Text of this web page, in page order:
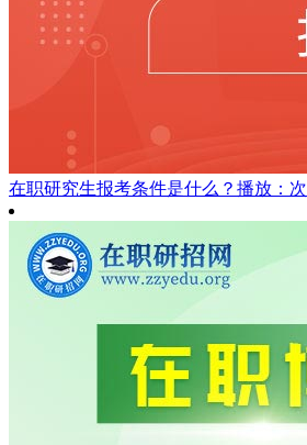
在职研究生报考条件是什么？ 播放：次